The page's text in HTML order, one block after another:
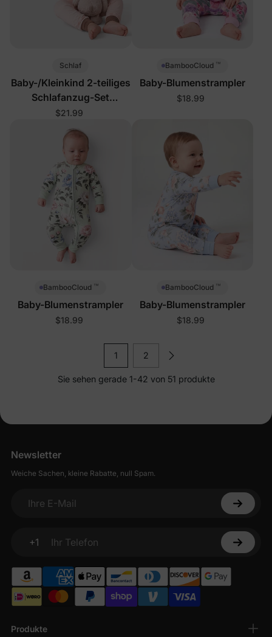
Schlaf
Baby-/Kleinkind 2-teiliges
Schlafanzug-Set
Aprikose
$21.99
BambooCloud ™
Baby-Blumenstrampler
$18.99
BambooCloud ™
Baby-Blumenstrampler
$18.99
BambooCloud ™
Baby-Blumenstrampler
$18.99
1 2
Sie sehen gerade 1-42 von 51 produkte
Produkte
Newsletter
Weiche Sachen, kleine Rabatte, null Spam.
Ihre E-Mail
+1
Ihr Telefon